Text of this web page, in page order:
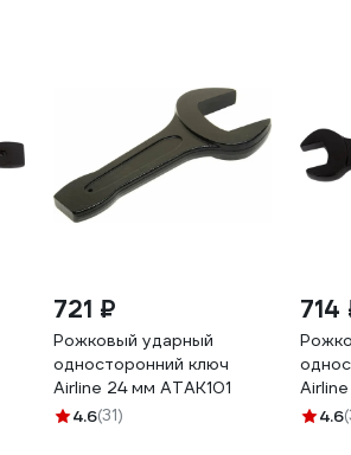
721 ₽
Рожковый ударный
односторонний ключ
Airline 24 мм ATAK101
4.6(31)
714
4.6